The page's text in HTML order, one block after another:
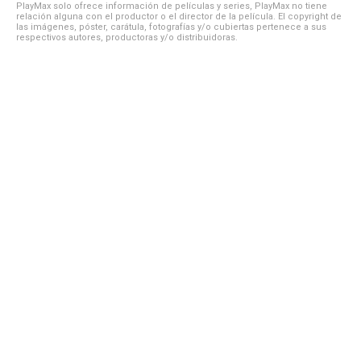
PlayMax solo ofrece información de películas y series, PlayMax no tiene
relación alguna con el productor o el director de la película. El copyright de
las imágenes, póster, carátula, fotografías y/o cubiertas pertenece a sus
respectivos autores, productoras y/o distribuidoras.